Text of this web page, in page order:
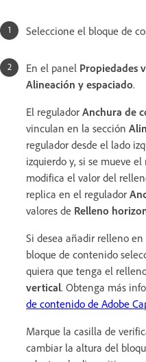
Seleccione el bloque de
En el panel Propiedades
Alineación y espaciado.
El regulador Anchura de
vinculan en la sección
regulador desde el lado
izquierdo y, si se mueve
modifica el valor del
replica en el regulador
valores de Relleno
Si desea añadir relleno
bloque de contenido
quiera que tenga el
vertical. Obtenga más
de contenido de Adobe
Marque la casilla de
cambiar la altura del